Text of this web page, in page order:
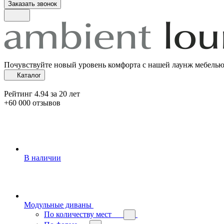
Заказать звонок
Почувствуйте новый уровень комфорта с нашей лаунж мебелью
Каталог
Рейтинг 4.94 за 20 лет
+60 000 отзывов
В наличии
Модульные диваны
По количеству мест